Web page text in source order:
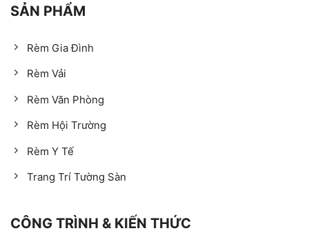
SẢN PHẨM
Rèm Gia Đình
Rèm Vải
Rèm Văn Phòng
Rèm Hội Trường
Rèm Y Tế
Trang Trí Tường Sàn
CÔNG TRÌNH & KIẾN THỨC